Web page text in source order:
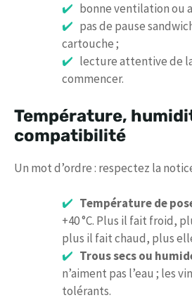
bonne ventilation ou
pas de pause
cartouche ;
lecture attentive de
commencer.
Température,
compatibilité
Un mot d’ordre : respectez la
Température de
+40 °C. Plus il fait froid,
plus il fait chaud, plus
Trous secs ou
n’aiment pas l’eau ; les
tolérants.